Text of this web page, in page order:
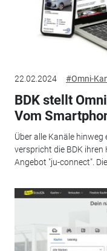
22.02.2024 #Omni-
BDK stellt
Vom
Über alle Kanäle
verspricht die BDK
Angebot "ju-connect".